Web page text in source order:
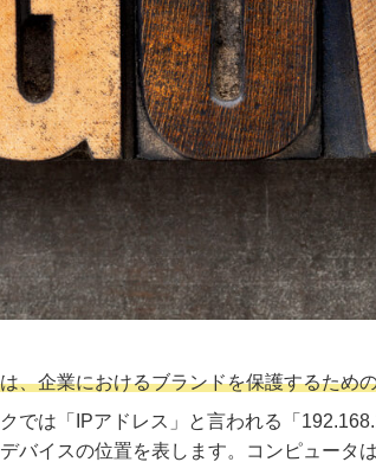
、企業におけるブランドを保護するため
では「IPアドレス」と言われる「
バイスの位置を表します。コンピュータ